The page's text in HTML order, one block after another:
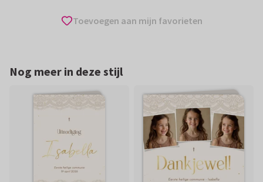
Toevoegen aan mijn favorieten
Nog meer in deze stijl